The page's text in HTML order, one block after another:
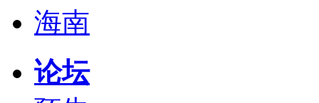
海南
论坛